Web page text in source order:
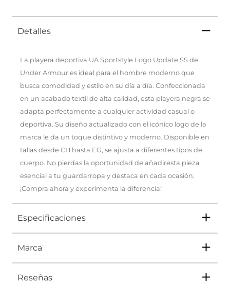
Detalles
La playera deportiva UA Sportstyle Logo Update SS de
Under Armour es ideal para el hombre moderno que
busca comodidad y estilo en su día a día. Confeccionada
en un acabado textil de alta calidad, esta playera negra se
adapta perfectamente a cualquier actividad casual o
deportiva. Su diseño actualizado con el icónico logo de la
marca le da un toque distintivo y moderno. Disponible en
tallas desde CH hasta EG, se ajusta a diferentes tipos de
cuerpo. No pierdas la oportunidad de añadiresta pieza
esencial a tu guardarropa y destaca en cada ocasión.
¡Compra ahora y experimenta la diferencia!
Especificaciones
Tipo
Marca
Reseñas